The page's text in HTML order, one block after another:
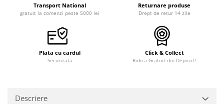
Transport National
gratuit la comenzi peste 5000 lei
Returnare produse
Drept de retur 14 zile
Plata cu cardul
Securizata
Click & Collect
Ridica Gratuit din Depozit!
Descriere